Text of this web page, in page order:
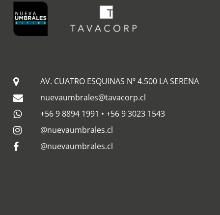
AV. CUATRO ESQUINAS Nº 4.500 LA SERENA
nuevaumbrales@tavacorp.cl
+56 9 8894 1991 • +56 9 3023 1543
@nuevaumbrales.cl
@nuevaumbrales.cl